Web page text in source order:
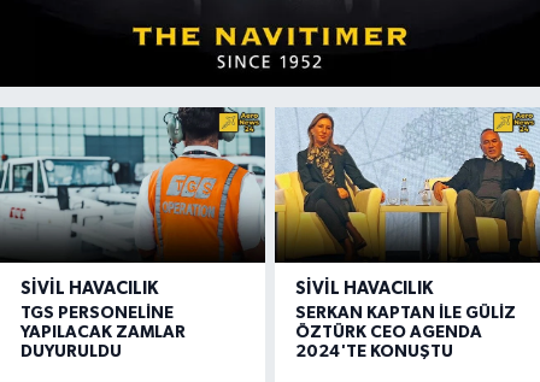
SIVIL HAVACILIK
TGS PERSONELİNE
YAPILACAK ZAMLAR
DUYURULDU
SIVIL HAVACILIK
SERKAN KAPTAN İLE GÜLİZ
ÖZTÜRK CEO AGENDA
2024'TE KONUŞTU